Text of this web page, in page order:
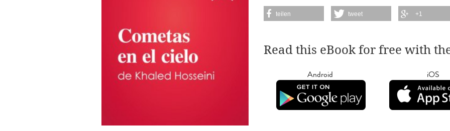
teilen tweet +1
Read this eBook for free with
Android iOS